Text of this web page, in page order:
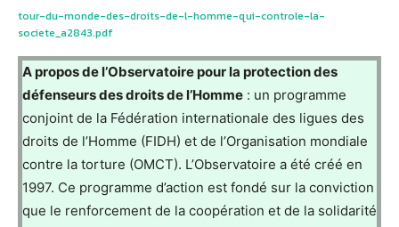
tour-du-monde-des-droits-de-l-homme-qui-controle-la-
societe_a2843.pdf
A propos de l’Observatoire pour la protection des
défenseurs des droits de l’Homme : un programme
conjoint de la Fédération internationale des ligues des
droits de l’Homme (FIDH) et de l’Organisation mondiale
contre la torture (OMCT). L’Observatoire a été créé en
1997. Ce programme d’action est fondé sur la conviction
que le renforcement de la coopération et de la solidarité